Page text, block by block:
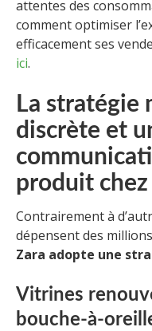
attentes des
comment optimiser
efficacement ses
ici.
La stratégie
discrète et
produit chez
Contrairement à
dépensent des
Zara adopte une
Vitrines
bouche-à-